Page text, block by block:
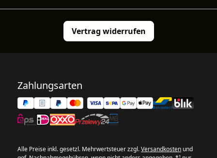
Vertrag widerrufen
Zahlungsarten
Alle Preise inkl. gesetzl. Mehrwertsteuer zzgl.Versandkosten und